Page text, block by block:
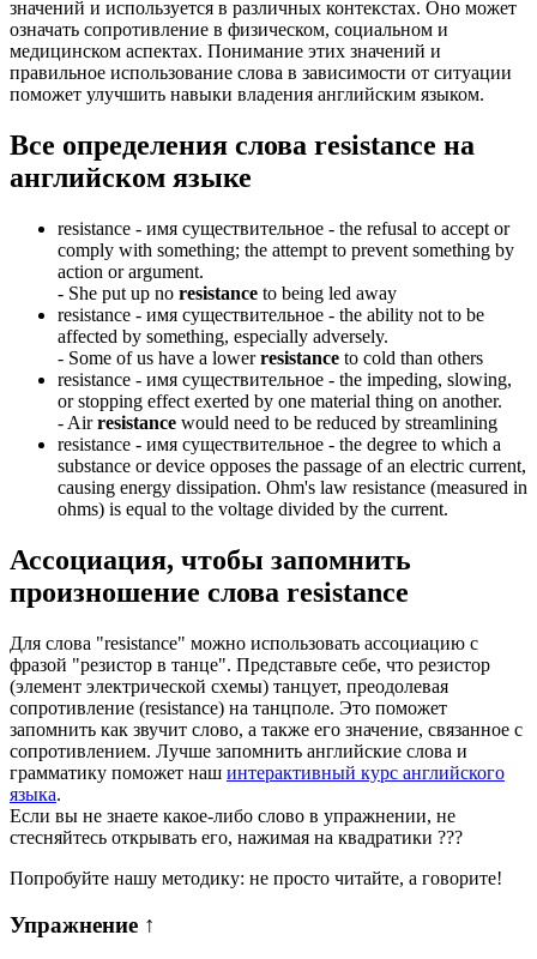
значений и используется в различных контекстах. Оно может
означать сопротивление в физическом, социальном и
медицинском аспектах. Понимание этих значений и
правильное использование слова в зависимости от ситуации
поможет улучшить навыки владения английским языком.
Все определения слова resistance на
английском языке
resistance - имя существительное - the refusal to accept or
comply with something; the attempt to prevent something by
action or argument.
- She put up no resistance to being led away
resistance - имя существительное - the ability not to be
affected by something, especially adversely.
- Some of us have a lowerresistance to cold than others
resistance - имя существительное - the impeding, slowing,
or stopping effect exerted by one material thing on another.
- Airresistance would need to be reduced by streamlining
resistance - имя существительное - the degree to which a
substance or device opposes the passage of an electric current,
causing energy dissipation. Ohm's law resistance (measured in
ohms) is equal to the voltage divided by the current.
Ассоциация, чтобы запомнить
произношение слова resistance
Для слова "resistance" можно использовать ассоциацию с
фразой "резистор в танце". Представьте себе, что резистор
(элемент электрической схемы) танцует, преодолевая
сопротивление (resistance) на танцполе. Это поможет
запомнить как звучит слово, а также его значение, связанное с
сопротивлением. Лучше запомнить английские слова и
грамматику поможет наш интерактивный курс английского
языка.
Если вы не знаете какое-либо слово в упражнении, не
стесняйтесь открывать его, нажимая на квадратики ???
Попробуйте нашу методику: не просто читайте, а говорите!
Упражнение ↑